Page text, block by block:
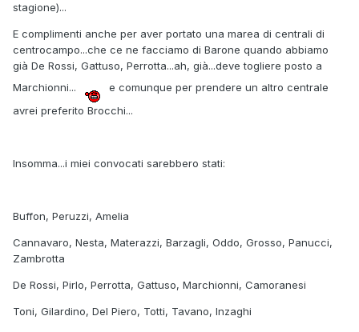
stagione)...
E complimenti anche per aver portato una marea di centrali di
centrocampo...che ce ne facciamo di Barone quando abbiamo
già De Rossi, Gattuso, Perrotta...ah, già...deve togliere posto a
Marchionni...
e comunque per prendere un altro centrale
avrei preferito Brocchi...
Insomma...i miei convocati sarebbero stati:
Buffon, Peruzzi, Amelia
Cannavaro, Nesta, Materazzi, Barzagli, Oddo, Grosso, Panucci,
Zambrotta
De Rossi, Pirlo, Perrotta, Gattuso, Marchionni, Camoranesi
Toni, Gilardino, Del Piero, Totti, Tavano, Inzaghi